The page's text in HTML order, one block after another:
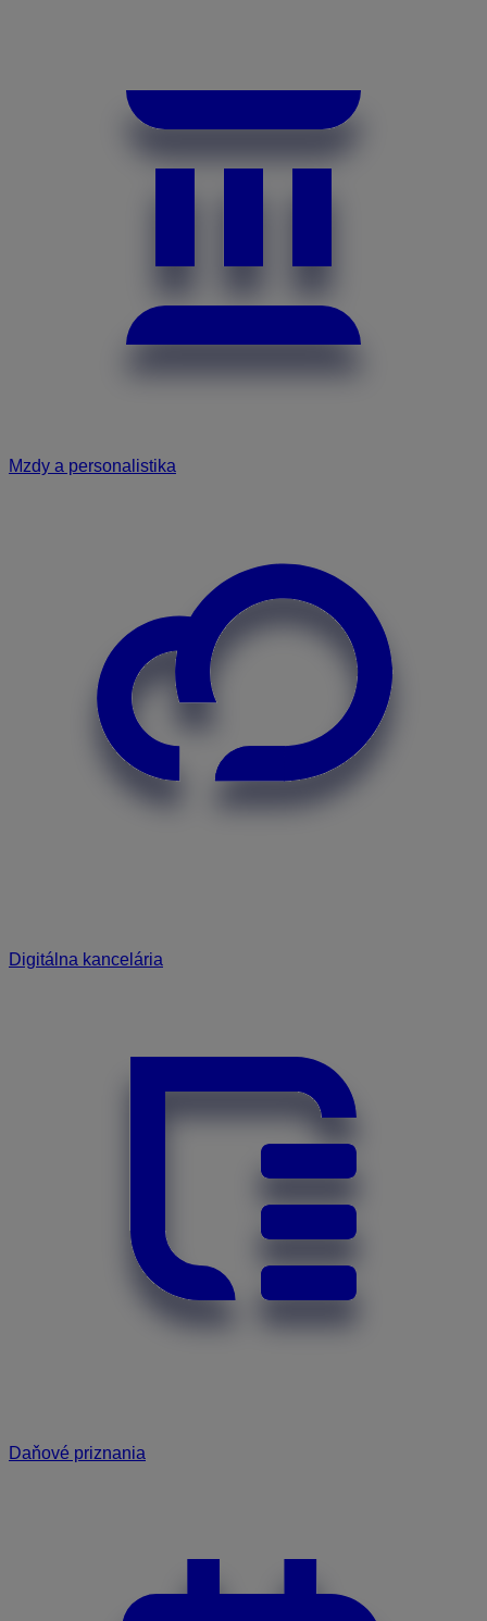
Mzdy a personalistika
Digitálna kancelária
Daňové priznania